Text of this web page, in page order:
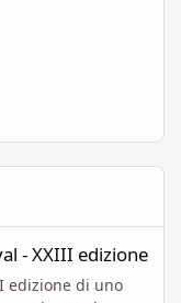
- XXIII edizione
edizione di uno